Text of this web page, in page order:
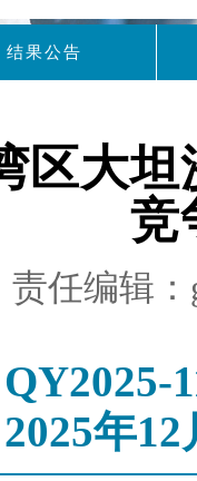
结果公告
区大
竞
责任编辑
年12